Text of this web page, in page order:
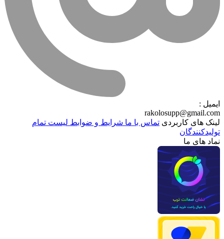
ایمیل :
rakolosupp@gmail.com
لینک های کاربردی تماس با ماشرایط و ضوابطلیست تمام
تولیدکنندگان
نماد های ما